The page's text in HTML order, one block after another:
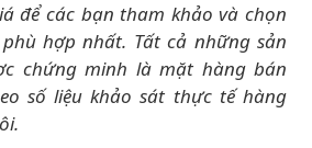
để các bạn tham khảo và chọn
hợp nhất. Tất cả những sản
chứng minh là mặt hàng bán
số liệu khảo sát thực tế hàng